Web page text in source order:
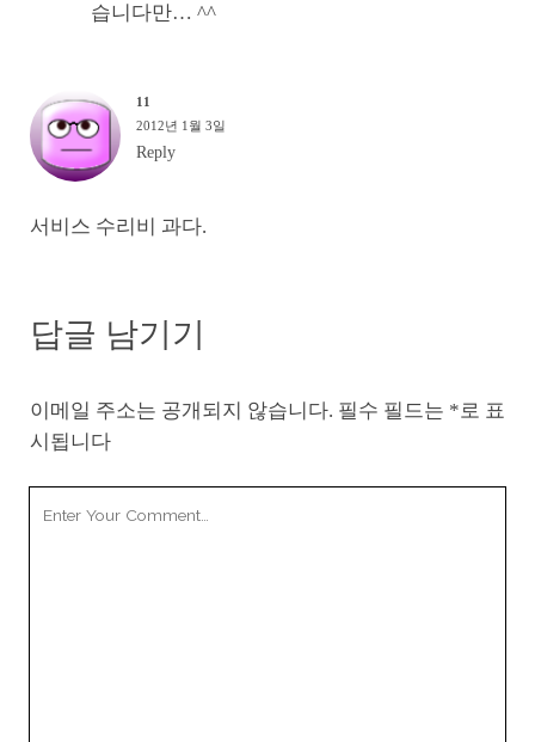
습니다만… ^^
11
2012년 1월 3일
Reply
서비스 수리비 과다.
답글 남기기
이메일 주소는 공개되지 않습니다. 필수 필드는 *로 표
시됩니다